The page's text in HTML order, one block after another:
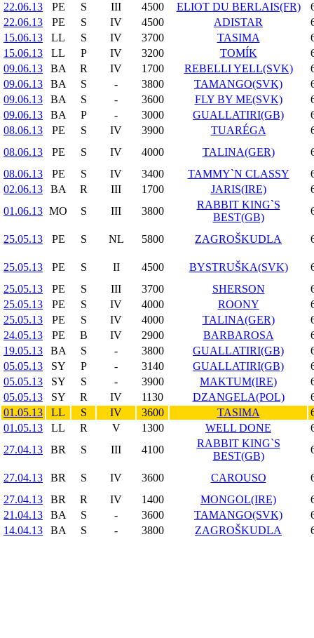
22.06.13
PE S III 4500 ELIOT DU BERLAIS(FR)
22.06.13
PE S IV 4500 ADISTAR
15.06.13
LL S IV 3700 TASIMA
15.06.13
LL P IV 3200 TOMÍK
09.06.13
BA R IV 1700 REBELLI YELL(SVK)
09.06.13
BA S - 3800 TAMANGO(SVK)
09.06.13
BA S - 3600 FLY BY ME(SVK)
09.06.13
BA P - 3000 GUALLATIRI(GB)
08.06.13
PE S IV 3900 TUARÉGA
08.06.13
PE S IV 4000 TALINA(GER)
08.06.13
PE S IV 3400 TAMMY`N CLASSY
02.06.13
BA R III 1700 JARIS(IRE)
01.06.13 MO S III 3800
RABBIT KING`S
BEST(GB)
25.05.13 PE S NL 5800 ZAGROŠKUDLA
25.05.13 PE S II 4500 BYSTRUŠKA(SVK)
25.05.13
PE S III 3700 SHERSON
25.05.13
PE S IV 4000 ROONY
25.05.13
PE S IV 4000 TALINA(GER)
24.05.13
PE B IV 2900 BARBAROSA
19.05.13
BA S - 3800 GUALLATIRI(GB)
05.05.13
SY P - 3140 GUALLATIRI(GB)
05.05.13
SY S - 3900 MAKTUM(IRE)
05.05.13
SY R IV 1130 DZANGELA(POL)
01.05.13
LL S IV 3600 TASIMA
01.05.13
LL R V 1300 WELL DONE
27.04.13
BR S III 4100
RABBIT KING`S
BEST(GB)
27.04.13 BR S IV 3600 CAROUSO
27.04.13
BR R IV 1400 MONGOL(IRE)
21.04.13
BA S - 3600 TAMANGO(SVK)
14.04.13
BA S - 3800 ZAGROŠKUDLA